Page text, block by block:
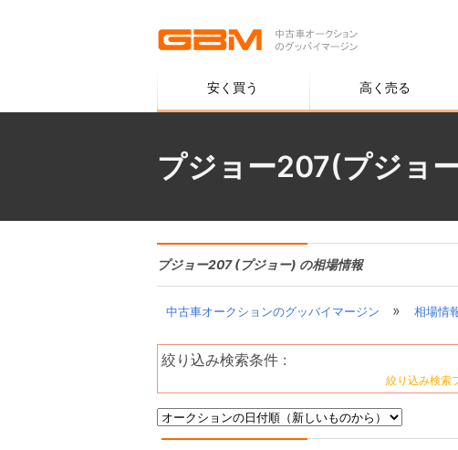
安く買う 高く売る
プジョー207(プジョ
プジョー207 (プジョー) の相場情報
中古車オークションのグッバイマージン » 相場情
絞り込み検索条件 :
絞り込み検索